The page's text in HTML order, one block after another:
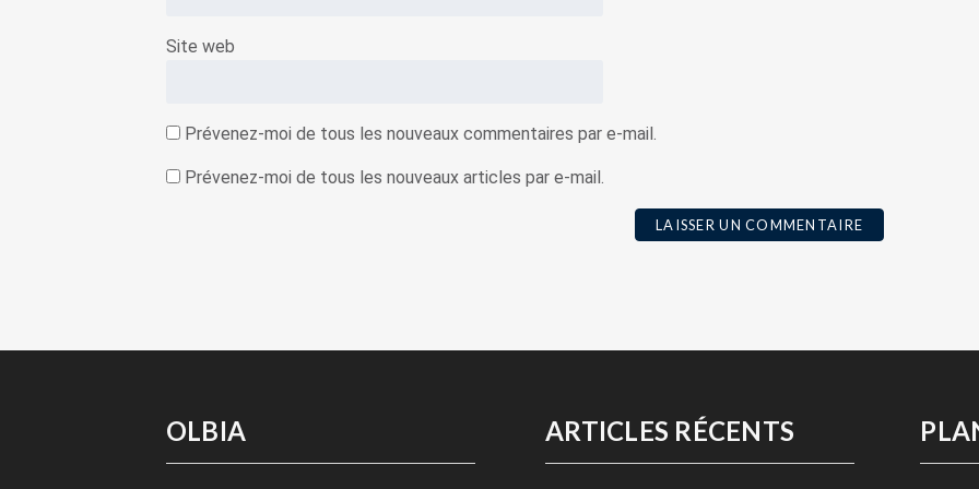
Site web
Prévenez-moi de tous les nouveaux commentaires par e-mail.
Prévenez-moi de tous les nouveaux articles par e-mail.
OLBIA ARTICLES RÉCENTS